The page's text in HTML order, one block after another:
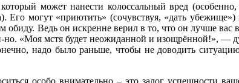
может нанести колоссальный вред
Его могут «приютить» (сочувствуя, «дать
Ведь он искренне верил в то, что он лучше вас
но. «Моя мстя будет неожиданной и изощрённой!», —
надо было раньше, чтобы не доводить
особо внимательно – это залог успешности